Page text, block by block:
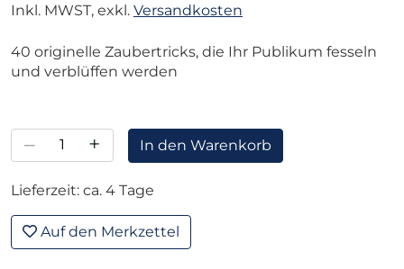
Inkl. MWST, exkl. Versandkosten
40 originelle Zaubertricks, die Ihr Publikum fesseln
und verblüffen werden
– + In den Warenkorb
Lieferzeit: ca. 4 Tage
Auf den Merkzettel